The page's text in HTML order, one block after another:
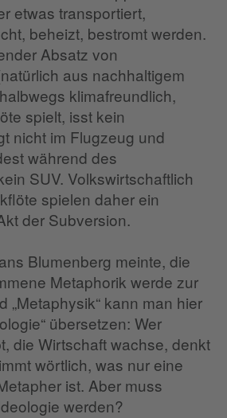
etwas transportiert,
beheizt, bestromt werden.
Absatz von
aus nachhaltigem
klimafreundlich,
spielt, isst kein
nicht im Flugzeug und
während des
SUV. Volkswirtschaftlich
spielen daher ein
der Subversion.
Blumenberg meinte, die
Metaphorik werde zur
„Metaphysik“ kann man hier
übersetzen: Wer
die Wirtschaft wachse, denkt
wörtlich, was nur eine
ist. Aber muss
werden?